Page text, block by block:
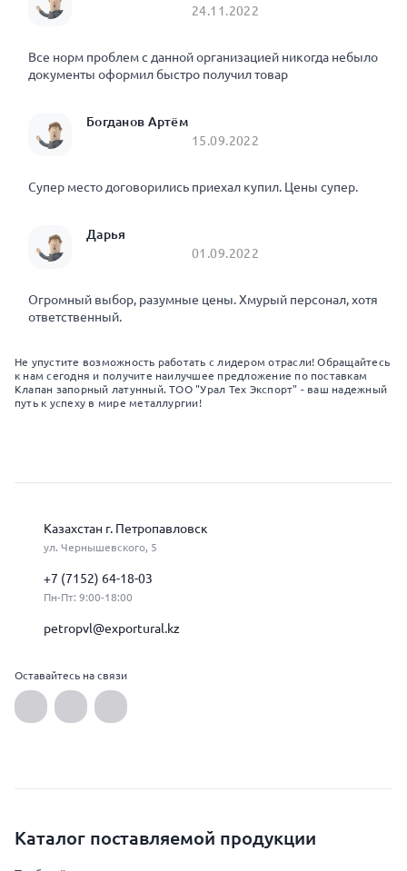
24.11.2022
Все норм проблем с данной организацией никогда небыло
документы оформил быстро получил товар
Богданов Артём
15.09.2022
Супер место договорились приехал купил. Цены супер.
Дарья
01.09.2022
Огромный выбор, разумные цены. Хмурый персонал, хотя
ответственный.
Не упустите возможность работать с лидером отрасли! Обращайтесь
к нам сегодня и получите наилучшее предложение по поставкам
Клапан запорный латунный. ТОО "Урал Тех Экспорт" - ваш надежный
путь к успеху в мире металлургии!
Казахстан г. Петропавловск
ул. Чернышевского, 5
+7 (7152) 64-18-03
Пн-Пт: 9:00-18:00
petropvl@exportural.kz
Оставайтесь на связи
Каталог поставляемой продукции